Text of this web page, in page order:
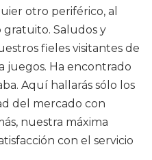
otro periférico, al
gratuito. Saludos y
fieles visitantes de
juegos. Ha encontrado
Aquí hallarás sólo los
del mercado con
nuestra máxima
con el servicio